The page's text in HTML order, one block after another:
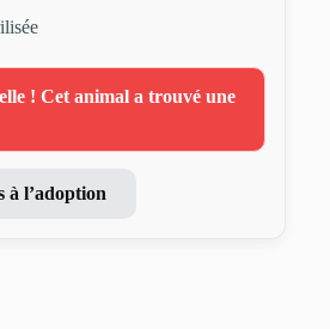
! Cet animal a trouvé une
à l’adoption